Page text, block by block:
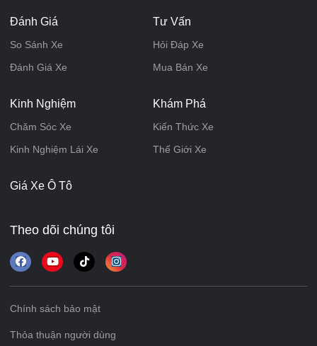
Đánh Giá
So Sánh Xe
Đánh Giá Xe
Tư Vấn
Hỏi Đáp Xe
Mua Bán Xe
Kinh Nghiệm
Chăm Sóc Xe
Kinh Nghiệm Lái Xe
Khám Phá
Kiến Thức Xe
Thế Giới Xe
Giá Xe Ô Tô
Theo dõi chúng tôi
Chính sách bảo mật
Thỏa thuận người dùng